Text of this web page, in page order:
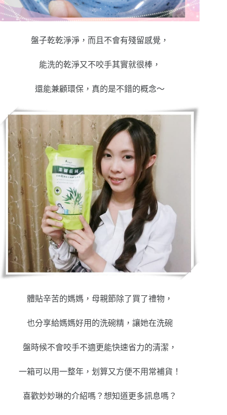
盤子乾乾淨淨，而且不會有殘留感覺，
能洗的乾淨又不咬手其實就很棒，
還能兼顧環保，真的是不錯的概念～
體貼辛苦的媽媽，母親節除了買了禮物，
也分享給媽媽好用的洗碗精，讓她在洗碗
盤時候不會咬手不適更能快速省力的清潔，
一箱可以用一整年，划算又方便不用常補貨！
喜歡妙妙琳的介紹嗎？想知道更多訊息嗎？